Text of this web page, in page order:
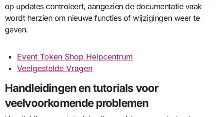
op updates controleert, aangezien de documentatie vaak
wordt herzien om nieuwe functies of wijzigingen weer te
geven.
Event Token Shop Helpcentrum
Veelgestelde Vragen
Handleidingen en tutorials voor
veelvoorkomende problemen